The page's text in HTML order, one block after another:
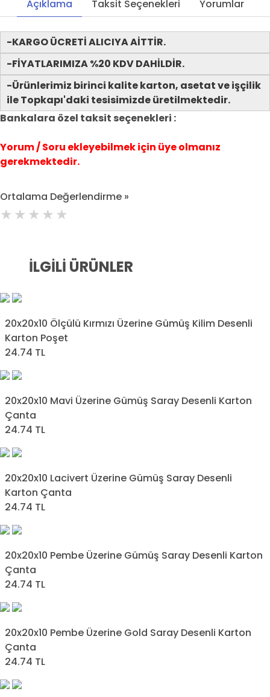
Açıklama
Taksit Seçenekleri Yorumlar
-KARGO ÜCRETİ ALICIYA AİTTİR.
-FİYATLARIMIZA %20 KDV DAHİLDİR.
-Ürünlerimiz birinci kalite karton, asetat ve işçilik
ile Topkapı'daki tesisimizde üretilmektedir.
Bankalara özel taksit seçenekleri :
Yorum / Soru ekleyebilmek için üye olmanız
gerekmektedir.
Ortalama Değerlendirme »
İLGILI ÜRÜNLER
20x20x10 Ölçülü Kırmızı Üzerine Gümüş Kilim Desenli
Karton Poşet
24.74 TL
20x20x10 Mavi Üzerine Gümüş Saray Desenli Karton
Çanta
24.74 TL
20x20x10 Lacivert Üzerine Gümüş Saray Desenli
Karton Çanta
24.74 TL
20x20x10 Pembe Üzerine Gümüş Saray Desenli Karton
Çanta
24.74 TL
20x20x10 Pembe Üzerine Gold Saray Desenli Karton
Çanta
24.74 TL